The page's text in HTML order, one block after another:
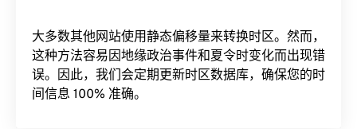
大多数其他网站使用静态偏移量来转换时区。然而，
这种方法容易因地缘政治事件和夏令时变化而出现错
误。因此，我们会定期更新时区数据库，确保您的时
间信息 100% 准确。